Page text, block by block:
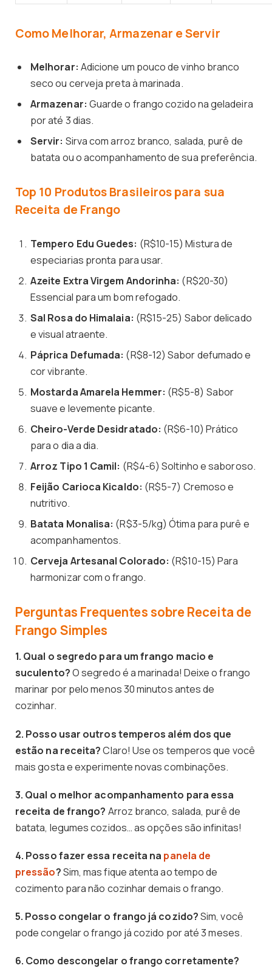
Como Melhorar, Armazenar e Servir
Melhorar: Adicione um pouco de vinho branco
seco ou cerveja preta à marinada.
Armazenar: Guarde o frango cozido na geladeira
por até 3 dias.
Servir: Sirva com arroz branco, salada, purê de
batata ou o acompanhamento de sua preferência.
Top 10 Produtos Brasileiros para sua
Receita de Frango
Tempero Edu Guedes: (R$10-15) Mistura de
especiarias pronta para usar.
Azeite Extra Virgem Andorinha: (R$20-30)
Essencial para um bom refogado.
Sal Rosa do Himalaia: (R$15-25) Sabor delicado
e visual atraente.
Páprica Defumada: (R$8-12) Sabor defumado e
cor vibrante.
Mostarda Amarela Hemmer: (R$5-8) Sabor
suave e levemente picante.
Cheiro-Verde Desidratado: (R$6-10) Prático
para o dia a dia.
Arroz Tipo 1 Camil: (R$4-6) Soltinho e saboroso.
Feijão Carioca Kicaldo: (R$5-7) Cremoso e
nutritivo.
Batata Monalisa: (R$3-5/kg) Ótima para purê e
acompanhamentos.
Cerveja Artesanal Colorado: (R$10-15) Para
harmonizar com o frango.
Perguntas Frequentes sobre Receita de
Frango Simples
1. Qual o segredo para um frango macio e
suculento?O segredo é a marinada! Deixe o frango
marinar por pelo menos 30 minutos antes de
cozinhar.
2. Posso usar outros temperos além dos que
estão na receita?Claro! Use os temperos que você
mais gosta e experimente novas combinações.
3. Qual o melhor acompanhamento para essa
receita de frango? Arroz branco, salada, purê de
batata, legumes cozidos… as opções são infinitas!
4. Posso fazer essa receita na panela de
pressão?Sim, mas fique atenta ao tempo de
cozimento para não cozinhar demais o frango.
5. Posso congelar o frango já cozido?Sim, você
pode congelar o frango já cozido por até 3 meses.
6. Como descongelar o frango corretamente?